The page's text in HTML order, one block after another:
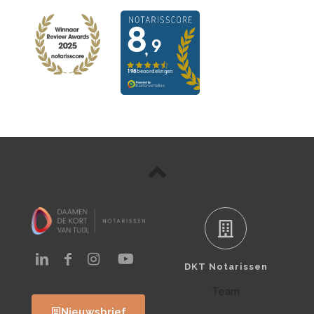
DKT Notarissen